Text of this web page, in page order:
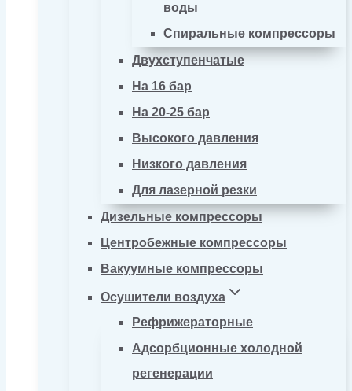
воды
Спиральные компрессоры
Двухступенчатые
На 16 бар
На 20-25 бар
Высокого давления
Низкого давления
Для лазерной резки
Дизельные компрессоры
Центробежные компрессоры
Вакуумные компрессоры
Осушители воздуха
Рефрижераторные
Адсорбционные холодной
регенерации